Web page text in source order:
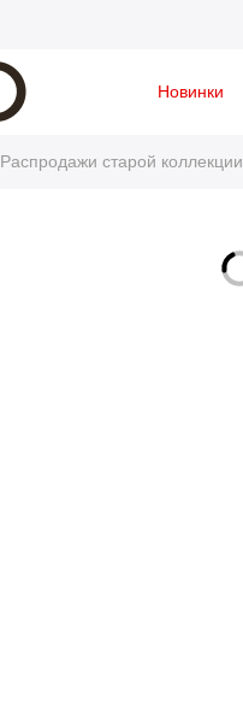
Новинки
Распродажи старой коллекции